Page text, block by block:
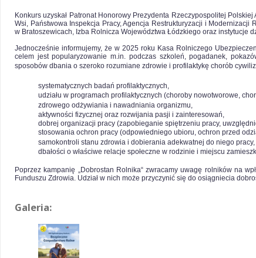
Konkurs uzyskał Patronat Honorowy Prezydenta Rzeczypospolitej
Wsi, Państwowa Inspekcja Pracy, Agencja Restrukturyzacji i
w Bratoszewicach, Izba Rolnicza Województwa Łódzkiego oraz instytucje
Jednocześnie informujemy, że w 2025 roku Kasa Rolniczego
celem jest popularyzowanie m.in. podczas szkoleń, pogadanek,
sposobów dbania o szeroko rozumiane zdrowie i profilaktykę chorób
systematycznych badań profilaktycznych,
udziału w programach profilaktycznych (choroby nowotworowe,
zdrowego odżywiania i nawadniania organizmu,
aktywności fizycznej oraz rozwijania pasji i zainteresowań,
dobrej organizacji pracy (zapobieganie spiętrzeniu pracy,
stosowania ochron pracy (odpowiedniego ubioru, ochron przed
samokontroli stanu zdrowia i dobierania adekwatnej do niego pracy,
dbałości o właściwe relacje społeczne w rodzinie i miejscu
Poprzez kampanię „Dobrostan Rolnika“ zwracamy uwagę rolników na
Funduszu Zdrowia. Udział w nich może przyczynić się do osiągniecia
Galeria: